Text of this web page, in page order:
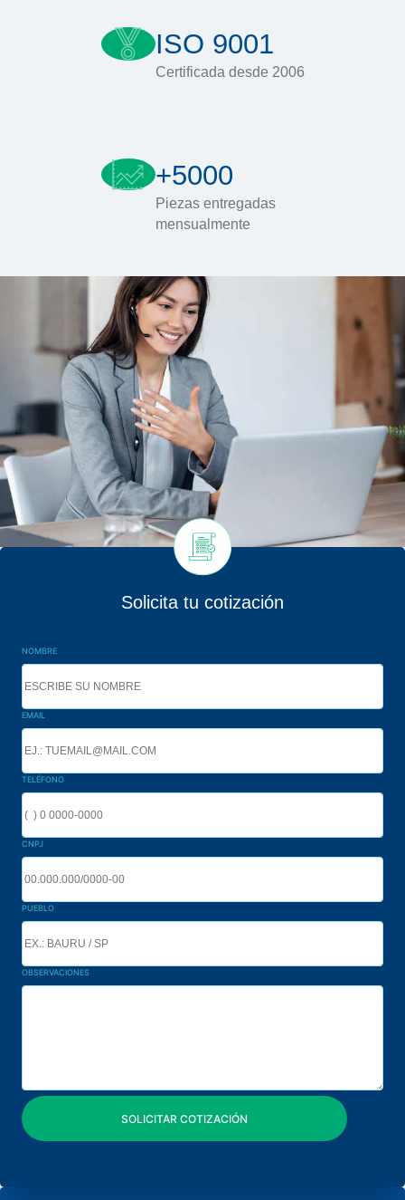
ISO 9001
Certificada desde 2006
+5000
Piezas entregadas
mensualmente
Solicita tu cotización
NOMBRE
EMAIL
TELÉFONO
CNPJ
PUEBLO
OBSERVACIONES